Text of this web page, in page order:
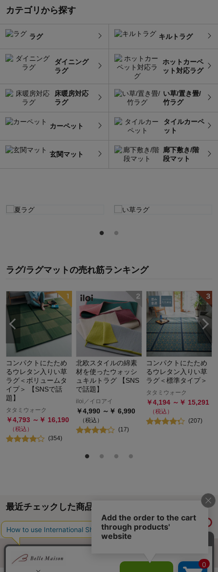
カテゴリから探す
ラグ キルトラグ
ダイニング
ラグ
ホットカーペ
ット対応ラグ
床暖房対応
ラグ
い草/置き畳/
竹ラグ
カーペット
タイルカーペ
ット
玄関マット
廊下敷き/階
段マット
ラグ/ラグマットの売れ筋ランキング
コンパクトにたため
るウレタン入りい草
ラグ＜ボリュームタ
イプ＞ 【SNSで話
題】
タタミウォーク
￥4,793 ～￥ 16,190
（税込）
(354)
北欧スタイルの綿素
材を使ったウォッシ
ュキルトラグ 【SNS
で話題】
iloi／イロアイ
￥4,990 ～￥ 6,990
（税込）
(17)
コンパクトにたため
るウレタン入りい草
ラグ＜標準タイプ＞
タタミウォーク
￥4,194 ～￥ 15,291
（税込）
(207)
最近チェックした商品
履歴情報を残す